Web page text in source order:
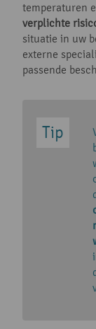
temperaturen
verplichte
situatie in uw
externe
passende